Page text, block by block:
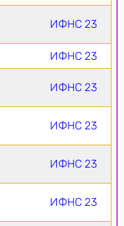
ИФНС 23
ИФНС 23
ИФНС 23
ИФНС 23
ИФНС 23
ИФНС 23